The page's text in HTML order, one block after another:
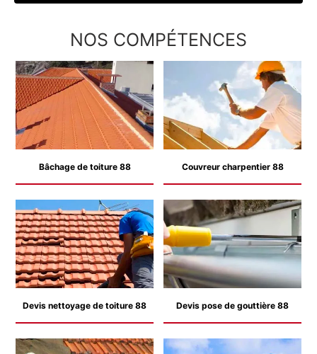
NOS COMPÉTENCES
Bâchage de toiture 88 Couvreur charpentier 88
Devis nettoyage de toiture 88 Devis pose de gouttière 88